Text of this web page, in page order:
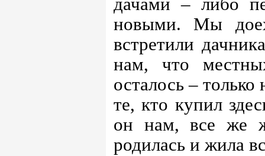
дачами – либо
новыми. Мы
встретили
нам, что
осталось –
те, кто купил
он нам, все же
родилась и жила